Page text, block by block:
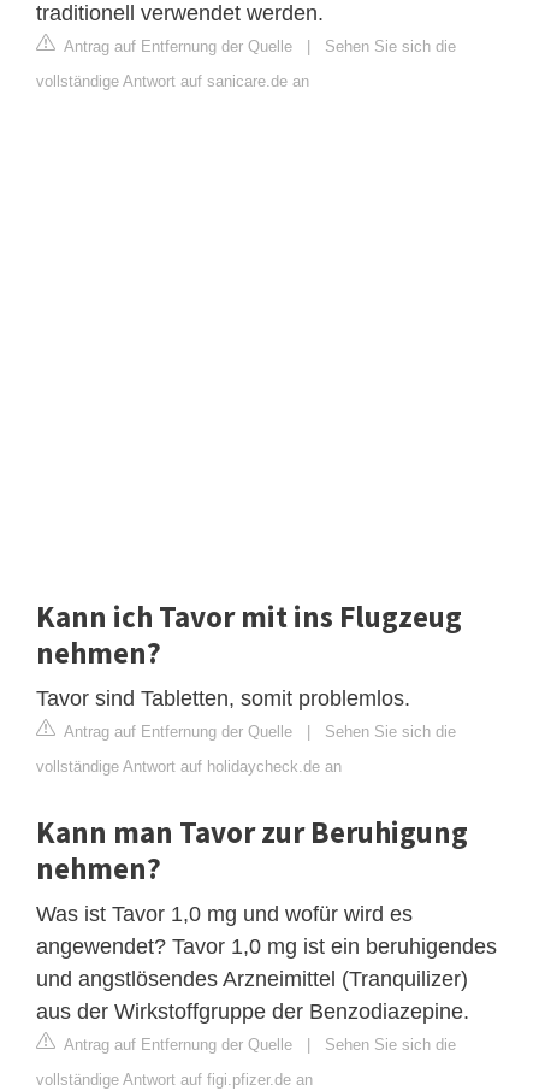
traditionell verwendet werden.
Antrag auf Entfernung der Quelle
Sehen Sie sich die
vollständige Antwort auf sanicare.de an
Kann ich Tavor mit ins Flugzeug
nehmen?
Tavor sind Tabletten, somit problemlos.
Antrag auf Entfernung der Quelle
Sehen Sie sich die
vollständige Antwort auf holidaycheck.de an
Kann man Tavor zur Beruhigung
nehmen?
Was ist Tavor 1,0 mg und wofür wird es
angewendet? Tavor 1,0 mg ist ein beruhigendes
und angstlösendes Arzneimittel (Tranquilizer)
aus der Wirkstoffgruppe der Benzodiazepine.
Antrag auf Entfernung der Quelle
Sehen Sie sich die
vollständige Antwort auf figi.pfizer.de an